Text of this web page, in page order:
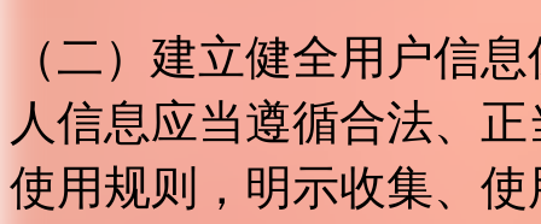
（二）建立健全用户信
人信息应当遵循合法、
使用规则，明示收集、